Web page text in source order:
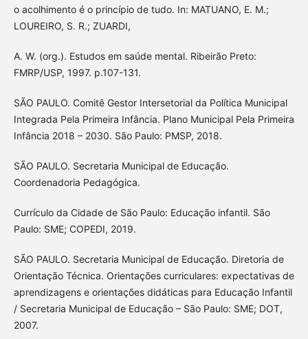
o acolhimento é o princípio de tudo. In: MATUANO, E. M.;
LOUREIRO, S. R.; ZUARDI,
A. W. (org.). Estudos em saúde mental. Ribeirão Preto:
FMRP/USP, 1997. p.107-131.
SÃO PAULO. Comitê Gestor Intersetorial da Política Municipal
Integrada Pela Primeira Infância. Plano Municipal Pela Primeira
Infância 2018 – 2030. São Paulo: PMSP, 2018.
SÃO PAULO. Secretaria Municipal de Educação.
Coordenadoria Pedagógica.
Currículo da Cidade de São Paulo: Educação infantil. São
Paulo: SME; COPEDI, 2019.
SÃO PAULO. Secretaria Municipal de Educação. Diretoria de
Orientação Técnica. Orientações curriculares: expectativas de
aprendizagens e orientações didáticas para Educação Infantil
/ Secretaria Municipal de Educação – São Paulo: SME; DOT,
2007.